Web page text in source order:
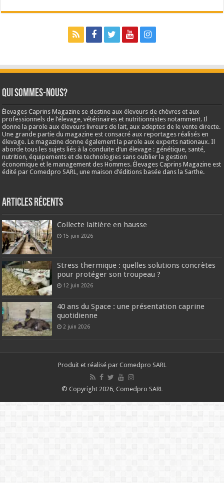
Qui sommes-nous?
Élevages Caprins Magazine se destine aux éleveurs de chèvres et aux
professionnels de l’élevage, vétérinaires et nutritionnistes notamment. Il
donne la parole aux éleveurs livreurs de lait, aux adeptes de le vente directe.
Une grande partie du magazine est consacré aux reportages réalisés en
élevage. Le magazine donne également la parole aux experts nationaux. Il
aborde tous les sujets liés à la conduite d’un élevage : génétique, santé,
nutrition, équipements et de technologies sans oublier la gestion
économique et le management des Hommes. Élevages Caprins Magazine est
édité par Comedpro SARL, une maison d’éditions basée dans la Sarthe.
Articles récents
Collecte laitière en hausse
15 juin 2026
Stress thermique : quelles solutions concrètes
pour protéger son troupeau ?
12 juin 2026
40 ans du Space : une présentation caprine
quotidienne
2 juin 2026
Produit et réalisé par Comedpro SARL
© Copyright 2026, Comedpro SARL